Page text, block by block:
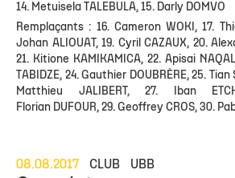
14. Metuisela TALEBULA, 15. Darly DOMVO
Remplaçants : 16. Cameron WOKI, 17.
Johan ALIOUAT, 19. Cyril CAZAUX, 20.
21. Kitione KAMIKAMICA, 22. Apisai
TABIDZE, 24. Gauthier DOUBRÈRE, 25. Tian
Matthieu JALIBERT, 27. Iban
Florian DUFOUR, 29. Geoffrey CROS, 30.
08.08.2017 CLUB UBB